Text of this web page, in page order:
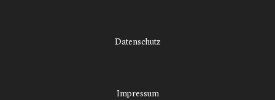
Datenschutz
Impressum